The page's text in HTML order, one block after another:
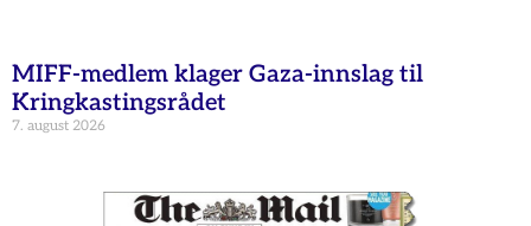
MIFF-medlem klager Gaza-innslag til
Kringkastingsrådet
7. august 2026